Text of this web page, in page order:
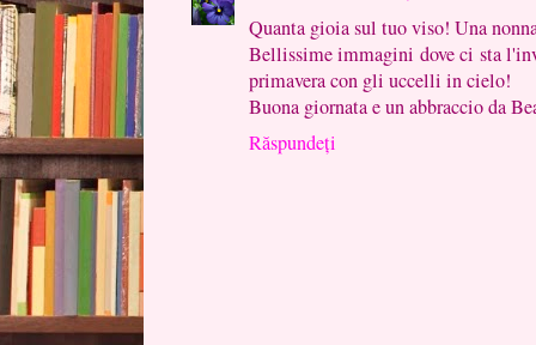
Quanta gioia sul tuo viso! Una
Bellissime immagini dove ci sta
primavera con gli uccelli in cielo!
Buona giornata e un abbraccio da
Răspundeți